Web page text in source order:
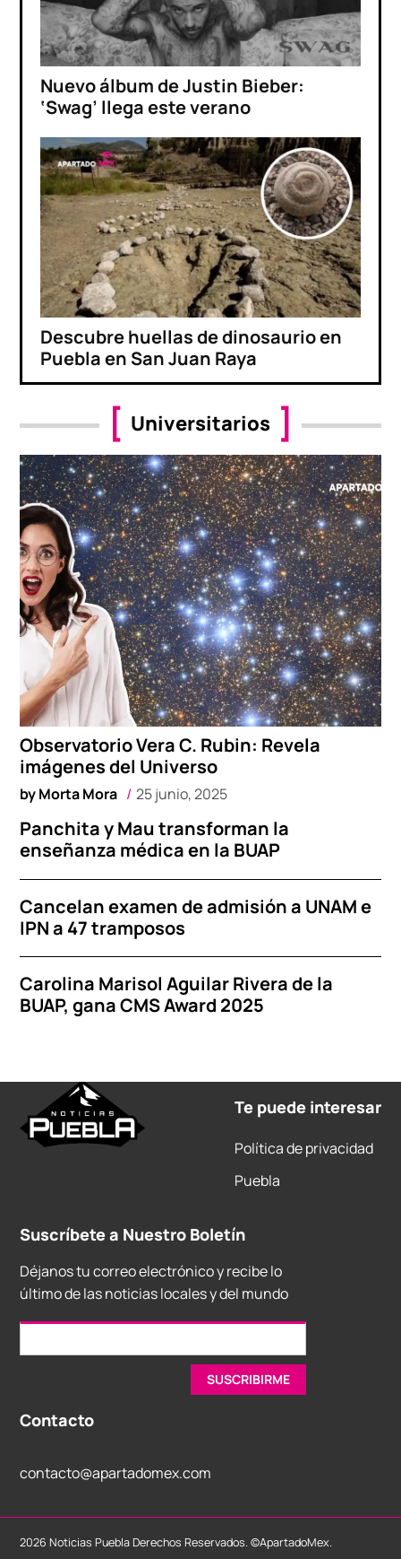
Nuevo álbum de Justin Bieber:
‘Swag’ llega este verano
Descubre huellas de dinosaurio en
Puebla en San Juan Raya
Universitarios
Observatorio Vera C. Rubin: Revela
imágenes del Universo
byMorta Mora 25 junio, 2025
Panchita y Mau transforman la
enseñanza médica en la BUAP
Cancelan examen de admisión a UNAM e
IPN a 47 tramposos
Carolina Marisol Aguilar Rivera de la
BUAP, gana CMS Award 2025
Te puede interesar
Política de privacidad
Puebla
Suscríbete a Nuestro Boletín
Déjanos tu correo electrónico y recibe lo
último de las noticias locales y del mundo
Contacto
contacto@apartadomex.com
2026 Noticias Puebla Derechos Reservados. ©ApartadoMex.